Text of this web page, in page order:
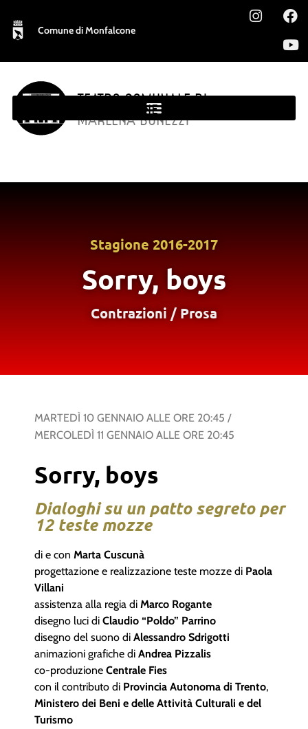
Comune di Monfalcone
TEATRO COMUNALE DI
MONFALCONE
MARLENA BONEZZI
Stagione 2016-2017
Sorry, boys
Contrazioni / Prosa
MARTEDÌ 10 GENNAIO ALLE ORE 20:45 /
MERCOLEDÌ 11 GENNAIO ALLE ORE 20:45
Sorry, boys
Dialoghi su un patto segreto per
12 teste mozze
di e con Marta Cuscunà
progettazione e realizzazione teste mozze di Paola
Villani
assistenza alla regia di Marco Rogante
disegno luci di Claudio “Poldo” Parrino
disegno del suono di Alessandro Sdrigotti
animazioni grafiche di Andrea Pizzalis
co-produzione Centrale Fies
con il contributo di Provincia Autonoma di Trento,
Ministero dei Beni e delle Attività Culturali e del
Turismo